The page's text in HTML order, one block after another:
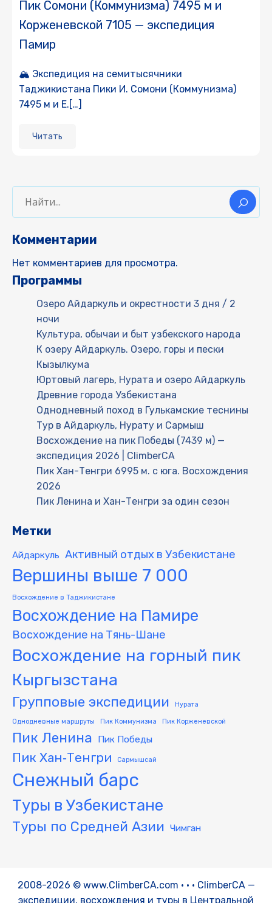
Пик Сомони (Коммунизма) 7495 м и
Корженевской 7105 — экспедиция
Памир
🏔 Экспедиция на семитысячники
Таджикистана Пики И. Сомони (Коммунизма)
7495 м и Е.[…]
Читать
Комментарии
Нет комментариев для просмотра.
Программы
Озеро Айдаркуль и окрестности 3 дня / 2
ночи
Культура, обычаи и быт узбекского народа
К озеру Айдаркуль. Озеро, горы и пески
Кызылкума
Юртовый лагерь, Нурата и озеро Айдаркуль
Древние города Узбекистана
Однодневный поход в Гулькамские теснины
Тур в Айдаркуль, Нурату и Сармыш
Восхождение на пик Победы (7439 м) —
экспедиция 2026 | ClimberCA
Пик Хан-Тенгри 6995 м. с юга. Восхождения
2026
Пик Ленина и Хан-Тенгри за один сезон
Метки
Айдаркуль Активный отдых в Узбекистане
Вершины выше 7 000
Восхождение в Таджикистане
Восхождение на Памире
Восхождение на Тянь-Шане
Восхождение на горный пик
Кыргызстана
Групповые экспедиции Нурата
Однодневные маршруты Пик Коммунизма Пик Корженевской
Пик Ленина Пик Победы
Пик Хан‑Тенгри Сармышсай
Снежный барс
Туры в Узбекистане
Туры по Средней Азии Чимган
2008-2026 © www.ClimberCA.com • • • ClimberCA —
экспедиции, восхождения и туры в Центральной